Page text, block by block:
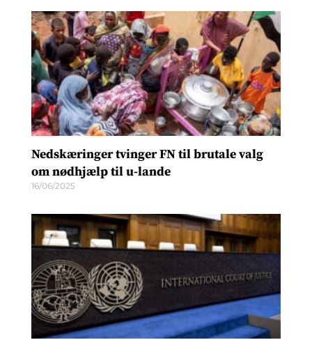
Nedskæringer tvinger FN til brutale valg
om nødhjælp til u-lande
16/06/2025